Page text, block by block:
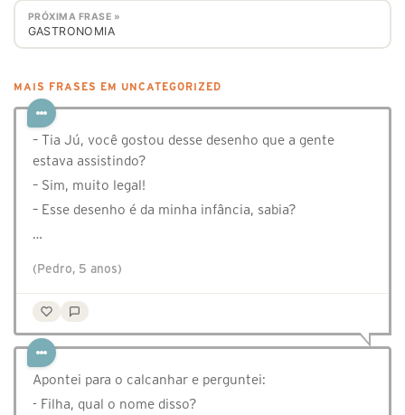
PRÓXIMA FRASE »
GASTRONOMIA
MAIS FRASES EM UNCATEGORIZED
– Tia Jú, você gostou desse desenho que a gente
estava assistindo?
– Sim, muito legal!
– Esse desenho é da minha infância, sabia?
…
(Pedro, 5 anos)
Apontei para o calcanhar e perguntei:
- Filha, qual o nome disso?